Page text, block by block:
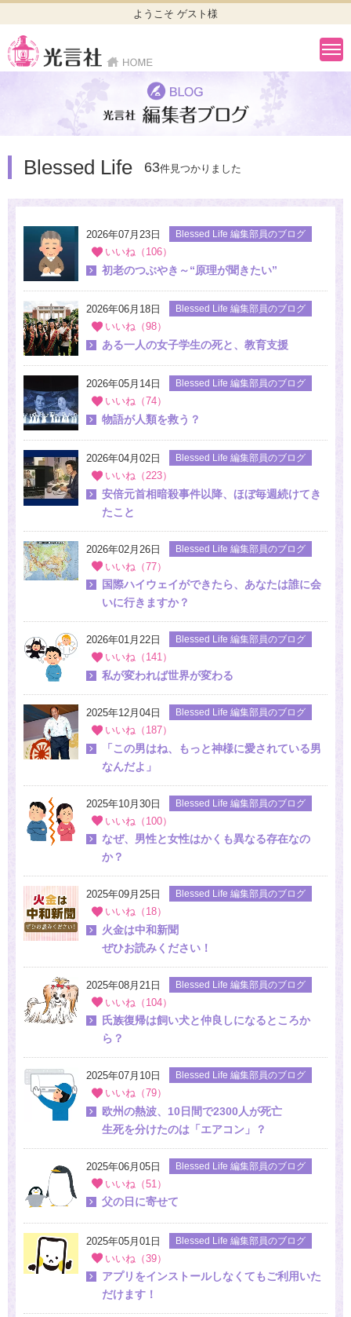
ようこそ ゲスト様
Blessed Life 63件見つかりました
2026年07月23日 Blessed Life 編集部員のブログ
いいね（106）
初老のつぶやき～“原理が聞きたい”
2026年06月18日 Blessed Life 編集部員のブログ
いいね（98）
ある一人の女子学生の死と、教育支援
2026年05月14日 Blessed Life 編集部員のブログ
いいね（74）
物語が人類を救う？
2026年04月02日 Blessed Life 編集部員のブログ
いいね（223）
安倍元首相暗殺事件以降、ほぼ毎週続けてき
たこと
2026年02月26日 Blessed Life 編集部員のブログ
いいね（77）
国際ハイウェイができたら、あなたは誰に会
いに行きますか？
2026年01月22日 Blessed Life 編集部員のブログ
いいね（141）
私が変われば世界が変わる
2025年12月04日 Blessed Life 編集部員のブログ
いいね（187）
「この男はね、もっと神様に愛されている男
なんだよ」
2025年10月30日 Blessed Life 編集部員のブログ
いいね（100）
なぜ、男性と女性はかくも異なる存在なの
か？
2025年09月25日 Blessed Life 編集部員のブログ
いいね（18）
火金は中和新聞
ぜひお読みください！
2025年08月21日 Blessed Life 編集部員のブログ
いいね（104）
氏族復帰は飼い犬と仲良しになるところか
ら？
2025年07月10日 Blessed Life 編集部員のブログ
いいね（79）
欧州の熱波、10日間で2300人が死亡
生死を分けたのは「エアコン」？
2025年06月05日 Blessed Life 編集部員のブログ
いいね（51）
父の日に寄せて
2025年05月01日 Blessed Life 編集部員のブログ
いいね（39）
アプリをインストールしなくてもご利用いた
だけます！